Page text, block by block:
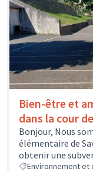
Bien-être et
dans la cour
Bonjour, Nous
élémentaire de
obtenir une
Environnement et